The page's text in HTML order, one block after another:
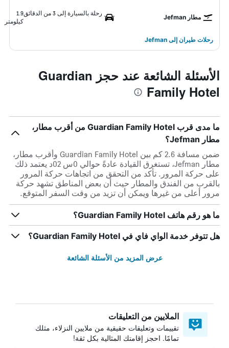
مطار Jefman
رحلة بالسيارة إلى 3 من الدقائق
1.9
كيلومتر
رحلات طيران إلى Jefman
الأسئلة الشائعة عند حجز Guardian
Family Hotel
ما مدى قرب Guardian Family Hotel من أقرب مطار،
مطار Jefman؟
ضمن مسافة 2.6 كم بين Guardian Family Hotel وأقرب مطار،
مطار Jefman، تستغرق القيادة عادةً حوالي 0س 02د يعتمد ذلك
على حركة المرور. تأكد من التحقق من اتجاهات حركة المرور
بالقرب من الفندق والمطار حيث أن بعض المناطق تشهد حركة
مرور أعلى من غيرها ويمكن أن تزيد من وقت السفر المتوقع.
ما هو رقم هاتف Guardian Family Hotel؟
هل تتوفر خدمة الواي فاي في Guardian Family Hotel؟
عرض المزيد من الأسئلة الشائعة
الملايين من التعليقات
تقييمات وتعليقات حقيقية من ملايين النزلاء، مثلك
تمامًا. احجز إقامتك المثالية بكل ثقة!